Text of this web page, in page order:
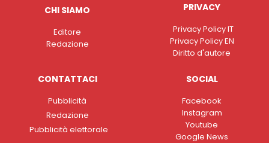
CHI SIAMO
Editore
Redazione
PRIVACY
Privacy Policy IT
Privacy Policy EN
Diritto d'autore
CONTATTACI
Pubblicità
Redazione
Pubblicità elettorale
SOCIAL
Facebook
Instagram
Youtube
Google News